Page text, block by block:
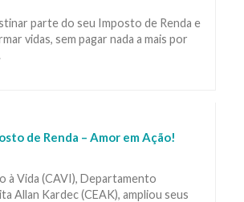
parte do seu Imposto de Renda e
vidas, sem pagar nada a mais por
de Renda – Amor em Ação!
à Vida (CAVI), Departamento
Allan Kardec (CEAK), ampliou seus